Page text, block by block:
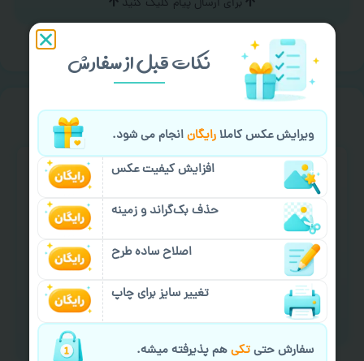
برای ارسال پیام کلیک کنید
خیالت راحت ازسفارش گیری
سفارش گیری آنلاین
امکان سفارش از طریق چت و
سایت با پشتیبانی آنلاین
(تماس با ما‌)
چاپ عمده و فوری
برای درخواست خدمات چاپ
عمده و فوری با ما تماس
بگیرید
تماس با ما)
نکات قبل از سفارش
ویرایش عکس کاملارایگانانجام می شود.
افزایش کیفیت عکس
حذف بک‌گراند و زمینه
اصلاح ساده طرح
تغییر سایز برای چاپ
سفارش حتیتکیهم پذیرفته میشه.